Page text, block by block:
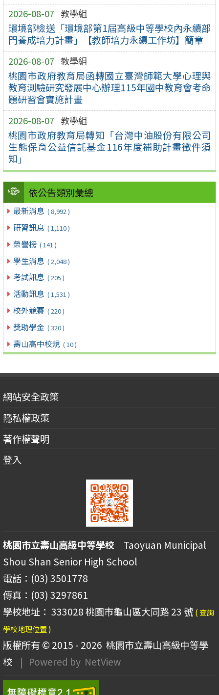
2026-08-07 教學組
環境部檢送「環境部第1屆高級中等學校內永續部
門養成培力計畫」【教師培力永續工作坊】簡章
2026-08-07 教學組
桃園市政府教育局函轉國立臺灣師範大學心理與
教育測驗研究發展中心辦理115年國中教育會考命
題研習會實施計畫
2026-08-07 教學組
桃園市政府教育局轉知「台灣中油股份有限公司
生態保育公益信託基金116年度補助計畫徵件須
知」
依公告類別彙總
最新消息 ( 8,992 )
研習訊息 ( 1,110 )
榮譽榜 ( 141 )
學生消息 ( 2,048 )
考試訊息 ( 205 )
活動訊息 ( 1,531 )
校外競賽 ( 220 )
獎助學金 ( 320 )
壽山高中校規 ( 10 )
網站安全政策
隱私權政策
著作權聲明
登入
桃園市立壽山高級中等學校 Taoyuan Municipal
Shou Shan Senior High School
電話：(03) 3501778
傳真：(03) 3297861
學校地址： 333028 桃園市龜山區大同路 23 號 ( 查詢
學校地理位置 )
版權所有 © 2015 - 2026 桃園市立壽山高級中等學
校
| Powered by NetView